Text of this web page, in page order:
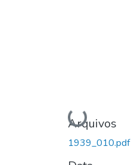
Carregando...
Arquivos
1939_010.pdf